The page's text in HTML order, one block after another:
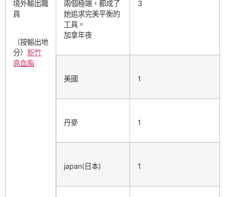
境外輸出職
員
（按輸出地
分） 新竹
高血脂
兩個極端，都成了
她追求完美平衡的
工具。
加拿年夜
3
美國 1
丹麥 1
japan(日本) 1